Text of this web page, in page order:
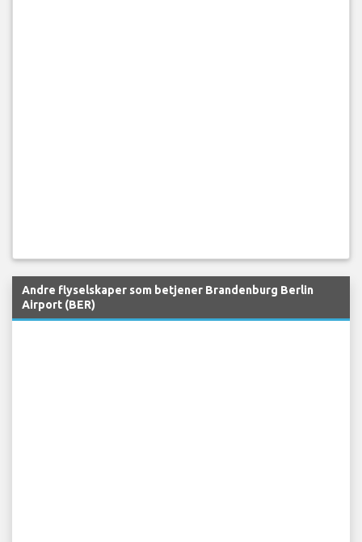
Andre flyselskaper som betjener Brandenburg Berlin
Airport (BER)